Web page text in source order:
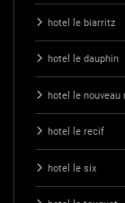
hotel le biarritz
hotel le dauphin
hotel le nouveau
hotel le recif
hotel le six